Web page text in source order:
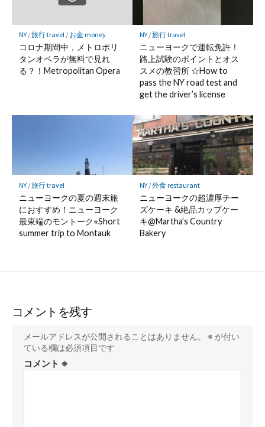
NY/旅行 travel/ お金 money
コロナ期間中，メトロポリ
タンオペラが無料で見れ
る？！Metropolitan Opera
NY/旅行 travel
ニューヨークで運転免許！
路上試験のポイントとオス
スメの教習所 ☆How to
pass the NY road test and
get the driver’s license
NY/旅行 travel
ニューヨークの夏の週末旅
におすすめ！ニューヨーク
最東端のモントーク⭐︎Short
summer trip to Montauk
NY/外食 restaurant
ニューヨークの超濃厚チー
ズケーキ &絶品カップケー
キ@Martha’s Country
Bakery
コメントを残す
メールアドレスが公開されることはありません。 ※ が付い
ている欄は必須項目です
コメント ※